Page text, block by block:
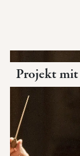
Projekt